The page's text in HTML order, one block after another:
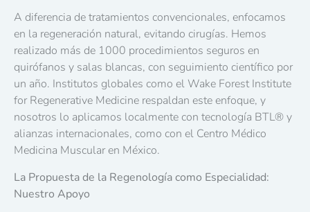
A diferencia de tratamientos convencionales, enfocamos
en la regeneración natural, evitando cirugías. Hemos
realizado más de 1000 procedimientos seguros en
quirófanos y salas blancas, con seguimiento científico por
un año. Institutos globales como el Wake Forest Institute
for Regenerative Medicine respaldan este enfoque, y
nosotros lo aplicamos localmente con tecnología BTL® y
alianzas internacionales, como con el Centro Médico
Medicina Muscular en México.
La Propuesta de la Regenología como Especialidad:
Nuestro Apoyo